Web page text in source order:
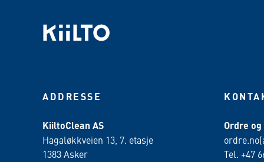
ADDRESSE
KiiltoClean AS
Hagaløkkveien 13, 7. etasje
1383 Asker
Ordre
Tel. +47